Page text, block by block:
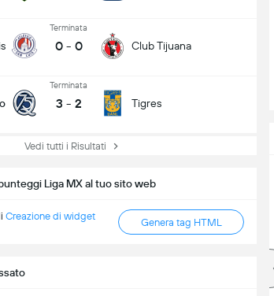
Terminata
0 - 0 Club Tijuana
Terminata
3 - 2 Tigres
Vedi tutti i Risultati
Liga MX al tuo sito web
Creazione di widget
Genera tag HTML
nella partita (2.5)